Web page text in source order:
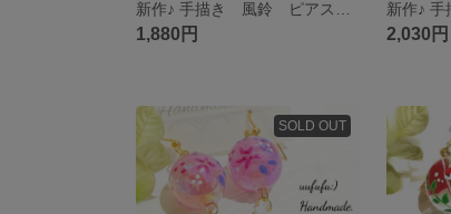
1,880円 2,030円
SOLD OUT